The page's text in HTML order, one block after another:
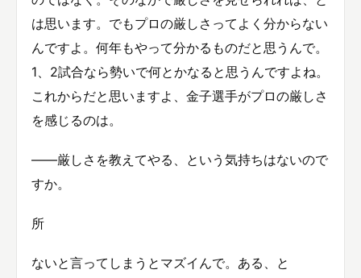
は思います。でもプロの厳しさってよく分からない
んですよ。何年もやって分かるものだと思うんで。
1、2試合なら勢いで何とかなると思うんですよね。
これからだと思いますよ、金子選手がプロの厳しさ
を感じるのは。
――厳しさを教えてやる、という気持ちはないので
すか。
所
ないと言ってしまうとマズイんで。ある、と